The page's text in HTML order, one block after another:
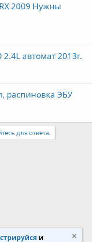
2009 Нужны
автомат 2013г.
распиновка ЭБУ
для ответа.
и